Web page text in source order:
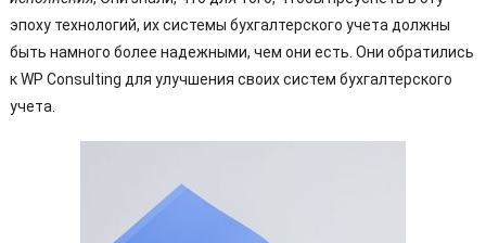
эпоху технологий, их системы бухгалтерского учета должны
быть намного более надежными, чем они есть. Они обратились
к WP Consulting для улучшения своих систем бухгалтерского
учета.